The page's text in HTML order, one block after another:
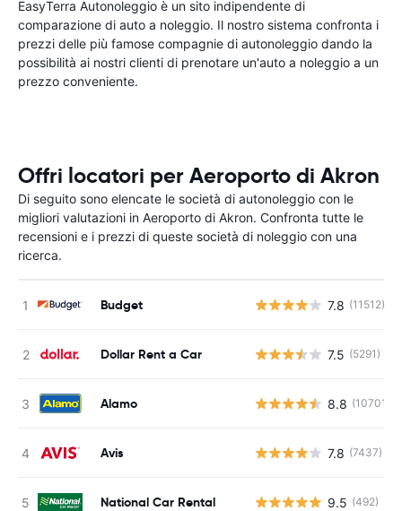
EasyTerra Autonoleggio è un sito indipendente di
comparazione di auto a noleggio. Il nostro sistema confronta i
prezzi delle più famose compagnie di autonoleggio dando la
possibilità ai nostri clienti di prenotare un'auto a noleggio a un
prezzo conveniente.
Offri locatori per Aeroporto di Akron
Di seguito sono elencate le società di autonoleggio con le
migliori valutazioni in Aeroporto di Akron. Confronta tutte le
recensioni e i prezzi di queste società di noleggio con una
ricerca.
Budget 7.8 (11512)
Dollar Rent a Car 7.5 (5291)
Alamo 8.8 (10701)
Avis 7.8 (7437)
National Car Rental 9.5 (492)